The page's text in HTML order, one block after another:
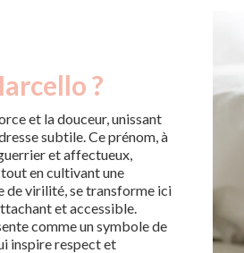
?
et la douceur, unissant
subtile. Ce prénom, à
et affectueux,
en cultivant une
de virilité, se transforme ici
et accessible.
comme un symbole de
inspire respect et